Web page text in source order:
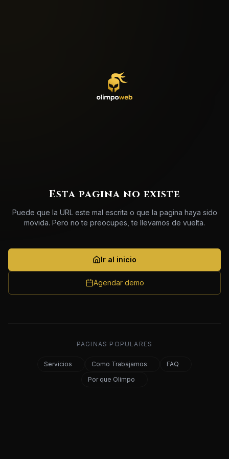
Esta pagina no existe
Puede que la URL este mal escrita o que la pagina haya sido
movida. Pero no te preocupes, te llevamos de vuelta.
Ir al inicio
Agendar demo
PAGINAS POPULARES
Servicios Como Trabajamos
FAQ
Por que Olimpo